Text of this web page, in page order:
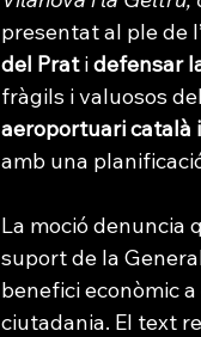
presentat al ple de
del Prat i defensar
fràgils i valuosos
aeroportuari català
amb una
La moció denuncia
suport de la
benefici econòmic
ciutadania. El text